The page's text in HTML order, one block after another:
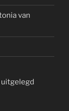
van
uitgelegd